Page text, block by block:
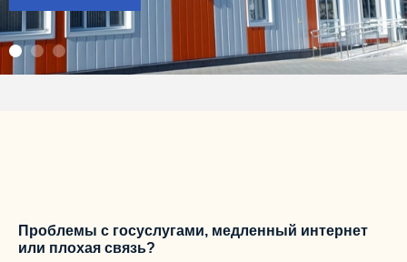
Проблемы с госуслугами, медленный интернет
или плохая связь?